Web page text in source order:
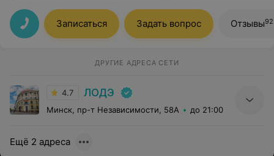
Записаться Задать вопрос Отзывы
ДРУГИЕ АДРЕСА СЕТИ
4.7 ЛОДЭ
Минск, пр-т Независимости, 58А до 21:00
Ещё 2 адреса